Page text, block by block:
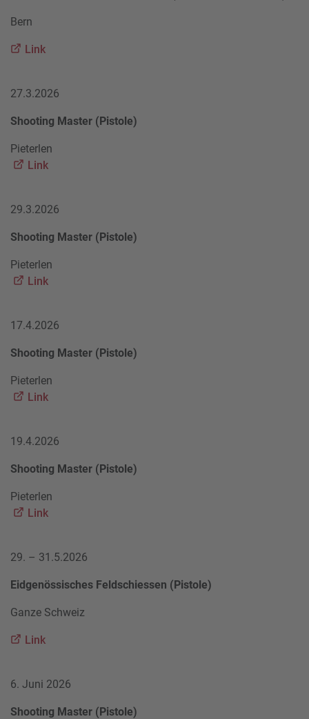
Bern
Link
27.3.2026
Shooting Master (Pistole)
Pieterlen
Link
29.3.2026
Shooting Master (Pistole)
Pieterlen
Link
17.4.2026
Shooting Master (Pistole)
Pieterlen
Link
19.4.2026
Shooting Master (Pistole)
Pieterlen
Link
29. – 31.5.2026
Eidgenössisches Feldschiessen (Pistole)
Ganze Schweiz
Link
6. Juni 2026
Shooting Master (Pistole)